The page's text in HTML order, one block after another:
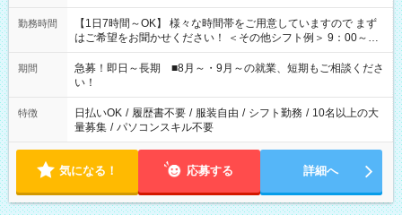
勤務時間
【1日7時間～OK】 様々な時間帯をご用意していますので まず
はご希望をお聞かせください！ ＜その他シフト例＞ 9：00～
17：00 11：00～20：00 などなど！その他のお時間もOKで
す！
期間
急募！即日～長期 ■8月～・9月～の就業、短期もご相談くださ
い！
特徴 日払いOK / 履歴書不要 / 服装自由 / シフト勤務 / 10名以上の大
量募集 / パソコンスキル不要
気になる！ 応募する 詳細へ